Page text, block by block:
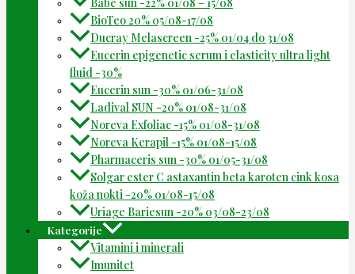
BioTeo 20% 05/08-17/08
Ducray Melascreen -25% 01/04 do 31/08
Eucerin epigenetic serum i elasticity ultra light
fluid -30%
Eucerin sun -30% 01/06-31/08
Ladival SUN -20% 01/08-31/08
Noreva Exfoliac -15% 01/08-31/08
Noreva Kerapil -15% 01/08-15/08
Pharmaceris sun -30% 01/05-31/08
Solgar ester C astaxantin beta karoten cink kosa
koža nokti -20% 01/08-15/08
Uriage Bariesun -20% 03/08-23/08
Kategorije
Vitamini i minerali
Imunitet